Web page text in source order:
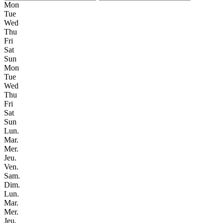
Mon
Tue
Wed
Thu
Fri
Sat
Sun
Mon
Tue
Wed
Thu
Fri
Sat
Sun
Lun.
Mar.
Mer.
Jeu.
Ven.
Sam.
Dim.
Lun.
Mar.
Mer.
Jeu.